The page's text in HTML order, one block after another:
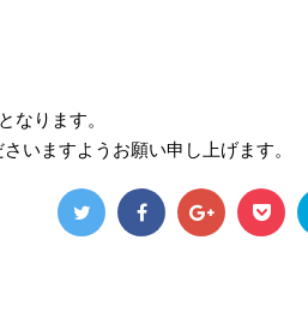
なります。
いますようお願い申し上げます。